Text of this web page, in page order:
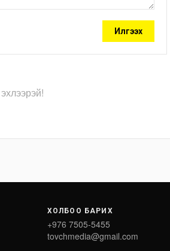
Илгээх
ХОЛБОО БАРИХ
+976 7505-5455
tovchmedia@gmail.com